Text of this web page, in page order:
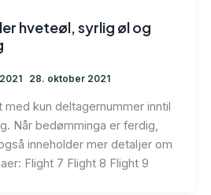
hveteøl, syrlig øl og
28. oktober 2021
med kun deltagernummer inntil
Når bedømminga er ferdig,
inneholder mer detaljer om
Flight 7 Flight 8 Flight 9